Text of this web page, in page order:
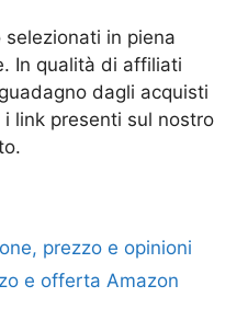
in piena
In qualità di affiliati
dagli acquisti
link presenti sul nostro
prezzo e opinioni
e offerta Amazon